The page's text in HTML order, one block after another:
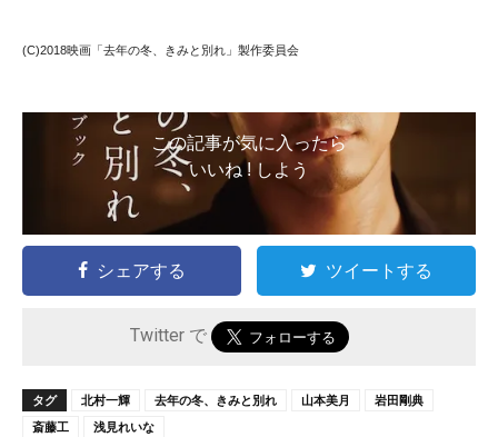
(C)2018映画「去年の冬、きみと別れ」製作委員会
この記事が気に入ったら
いいね ! しよう
シェアする ツイートする
Twitter で
タグ 北村一輝 去年の冬、きみと別れ 山本美月
岩田剛典
斎藤工
浅見れいな